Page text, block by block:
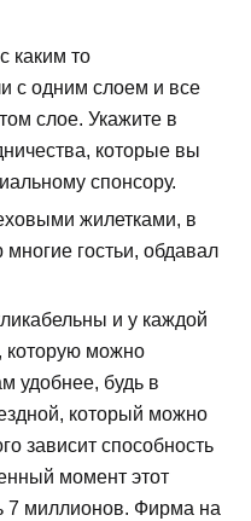
каким то
с одним слоем и все
слое. Укажите в
которые вы
спонсору.
жилетками, в
гостьи, обдавал
и у каждой
, которую можно
удобнее, будь в
который можно
зависит способность
момент этот
7 миллионов. Фирма на